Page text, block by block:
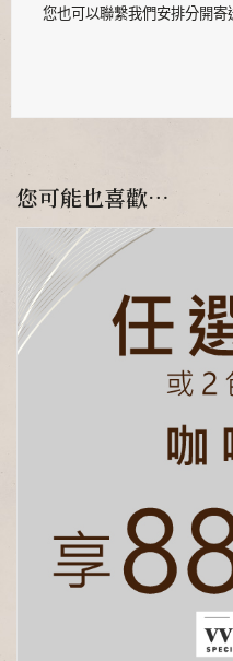
您也可以聯繫我們安排分開
您可能也喜歡…